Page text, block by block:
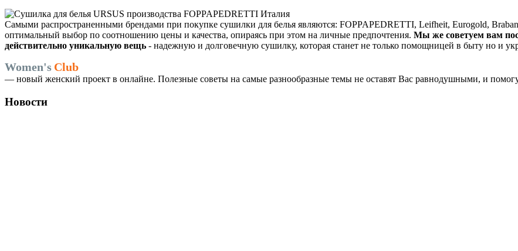
Самыми распространенными брендами при покупке сушилки для белья являются: FOPPAPEDRETTI, Leifheit, Eurogold,
оптимальный выбор по соотношению цены и качества, опираясь при этом на личные предпочтения. Мы же советуем вам
действительно уникальную вещь - надежную и долговечную сушилку, которая станет не только помощницей в быту но и
Women's Club
— новый женский проект в онлайне. Полезные советы на самые разнообразные темы не оставят Вас равнодушными, и
Новости